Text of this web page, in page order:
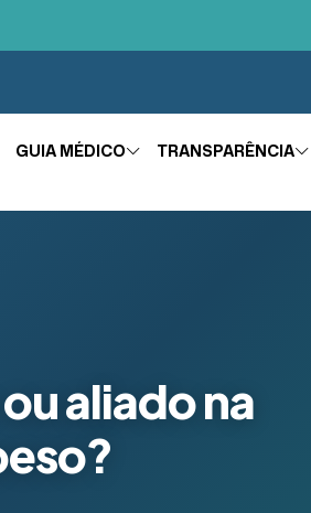
GUIA MÉDICO TRANSPARÊNCIA
aliado na